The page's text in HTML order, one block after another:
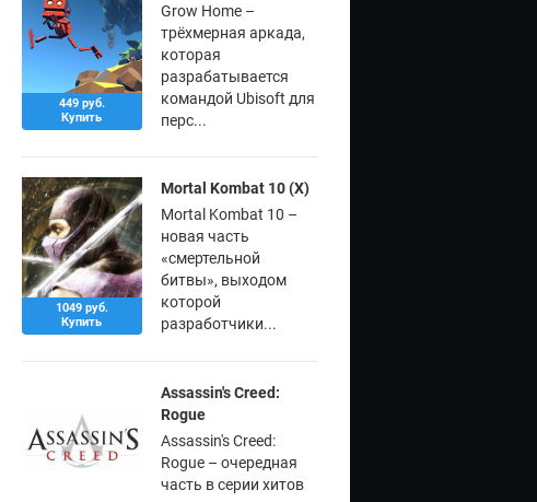
449 руб.
Купить
Grow Home –
трёхмерная аркада,
которая
разрабатывается
командой Ubisoft для
перс...
1049 руб.
Купить
Mortal Kombat 10 (X)
Mortal Kombat 10 –
новая часть
«смертельной
битвы», выходом
которой
разработчики...
Assassin's Creed:
Rogue
Assassin's Creed:
Rogue – очередная
часть в серии хитов